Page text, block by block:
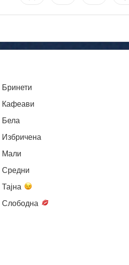
Бринети
Кафеави
Бела
Избричена
Мали
Средни
Тајна
Слободна